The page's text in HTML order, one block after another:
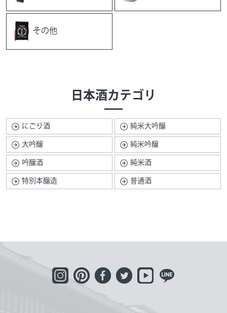
その他
日本酒カテゴリ
にごり酒
純米大吟醸
大吟醸
純米吟醸
吟醸酒
純米酒
特別本醸造
普通酒